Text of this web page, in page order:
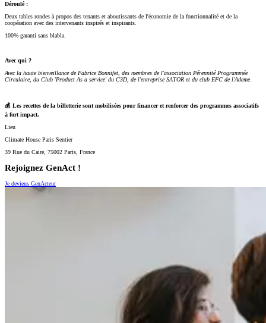
Déroulé :
​Deux tables rondes à propos des tenants et aboutissants de l'économie de la fonctionnalité et de la
coopération avec des intervenants inspirés et inspirants.
​100% garanti sans blabla.
Avec qui ?
Avec la haute bienveillance de Fabrice Bonnifet, des membres de l'association Pérennité Programmée
Circulaire, du Club 'Product As a service' du C3D, de l'entreprise SATOR et du club EFC de l'Ademe.
💰 Les recettes de la billetterie sont mobilisées pour financer et renforcer des programmes associatifs
à fort impact.
Lieu
Climate House Paris Sentier
39 Rue du Caire, 75002 Paris, France
Rejoignez GenAct !
Je deviens GenActeur